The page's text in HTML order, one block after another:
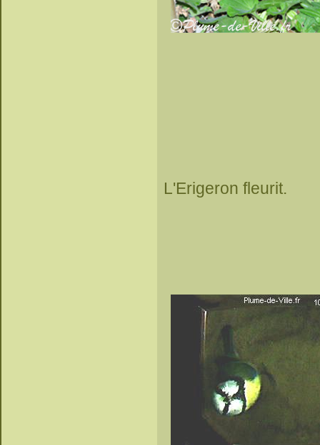
L'Erigeron fleurit.